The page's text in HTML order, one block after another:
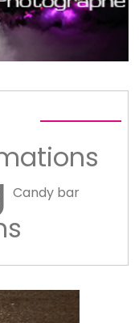
Candy bar